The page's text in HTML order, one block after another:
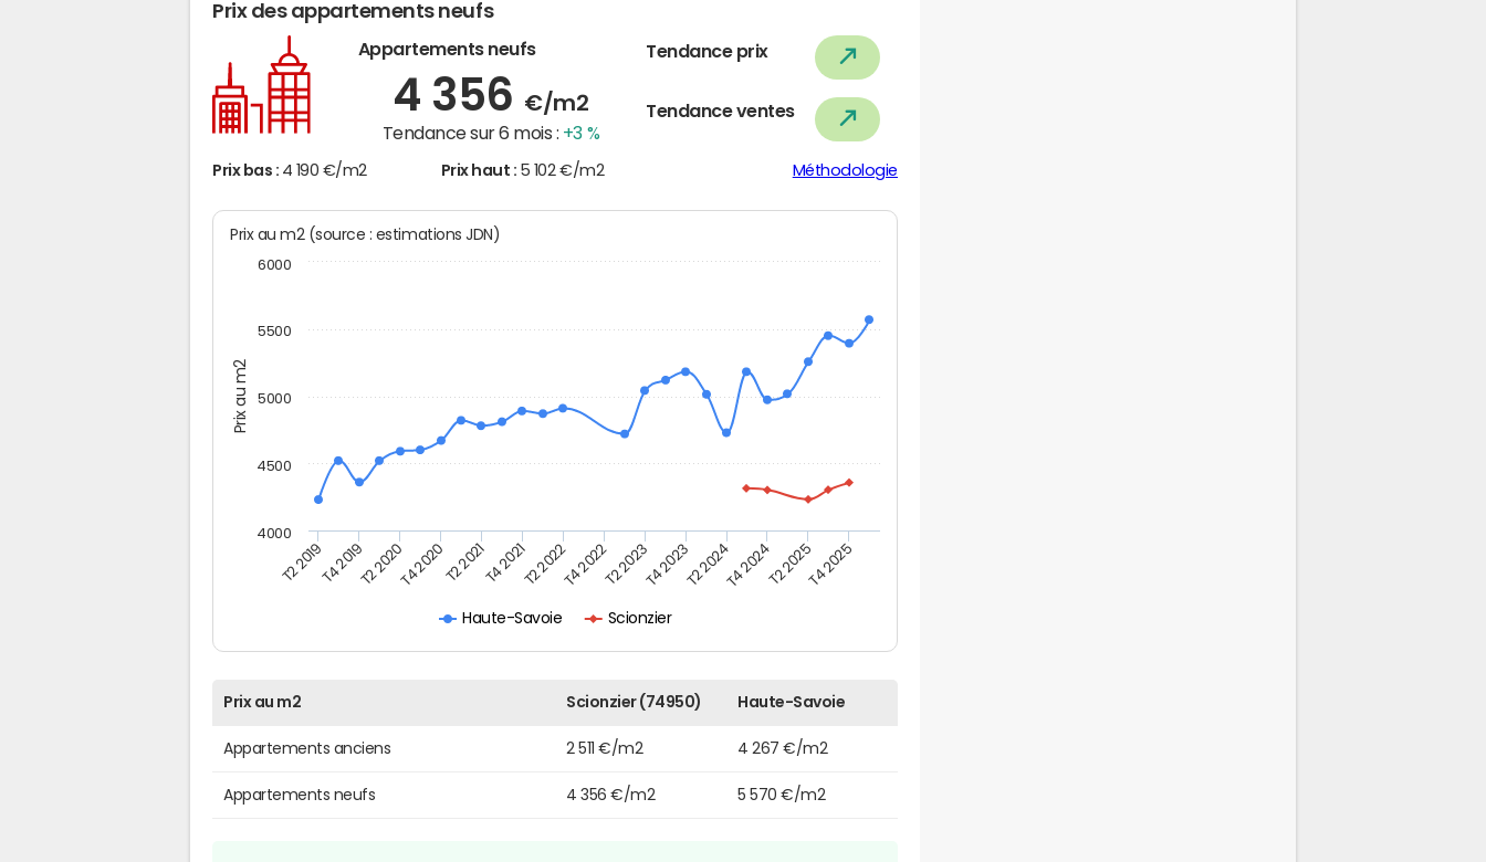
Prix des appartements neufs
Appartements neufs
4 356 €/m2
Tendance sur 6 mois : +3 %
Tendance prix
Tendance ventes
Prix bas : 4 190 €/m2 Prix haut : 5 102 €/m2 Méthodologie
Prix au m2
Prix au m2 (source : estimations JDN)
Haute-Savoie Scionzier
T2 2019T4 2019T2 2020T4 2020T2 2021T4 2021T2 2022T4 2022T2 2023T4 2023T2 2024T4 2024T2 2025T4 2025
4000
4500
5000
5500
6000
Prix au m2 Scionzier (74950) Haute-Savoie
Appartements anciens 2 511 €/m2 4 267 €/m2
Appartements neufs 4 356 €/m2 5 570 €/m2